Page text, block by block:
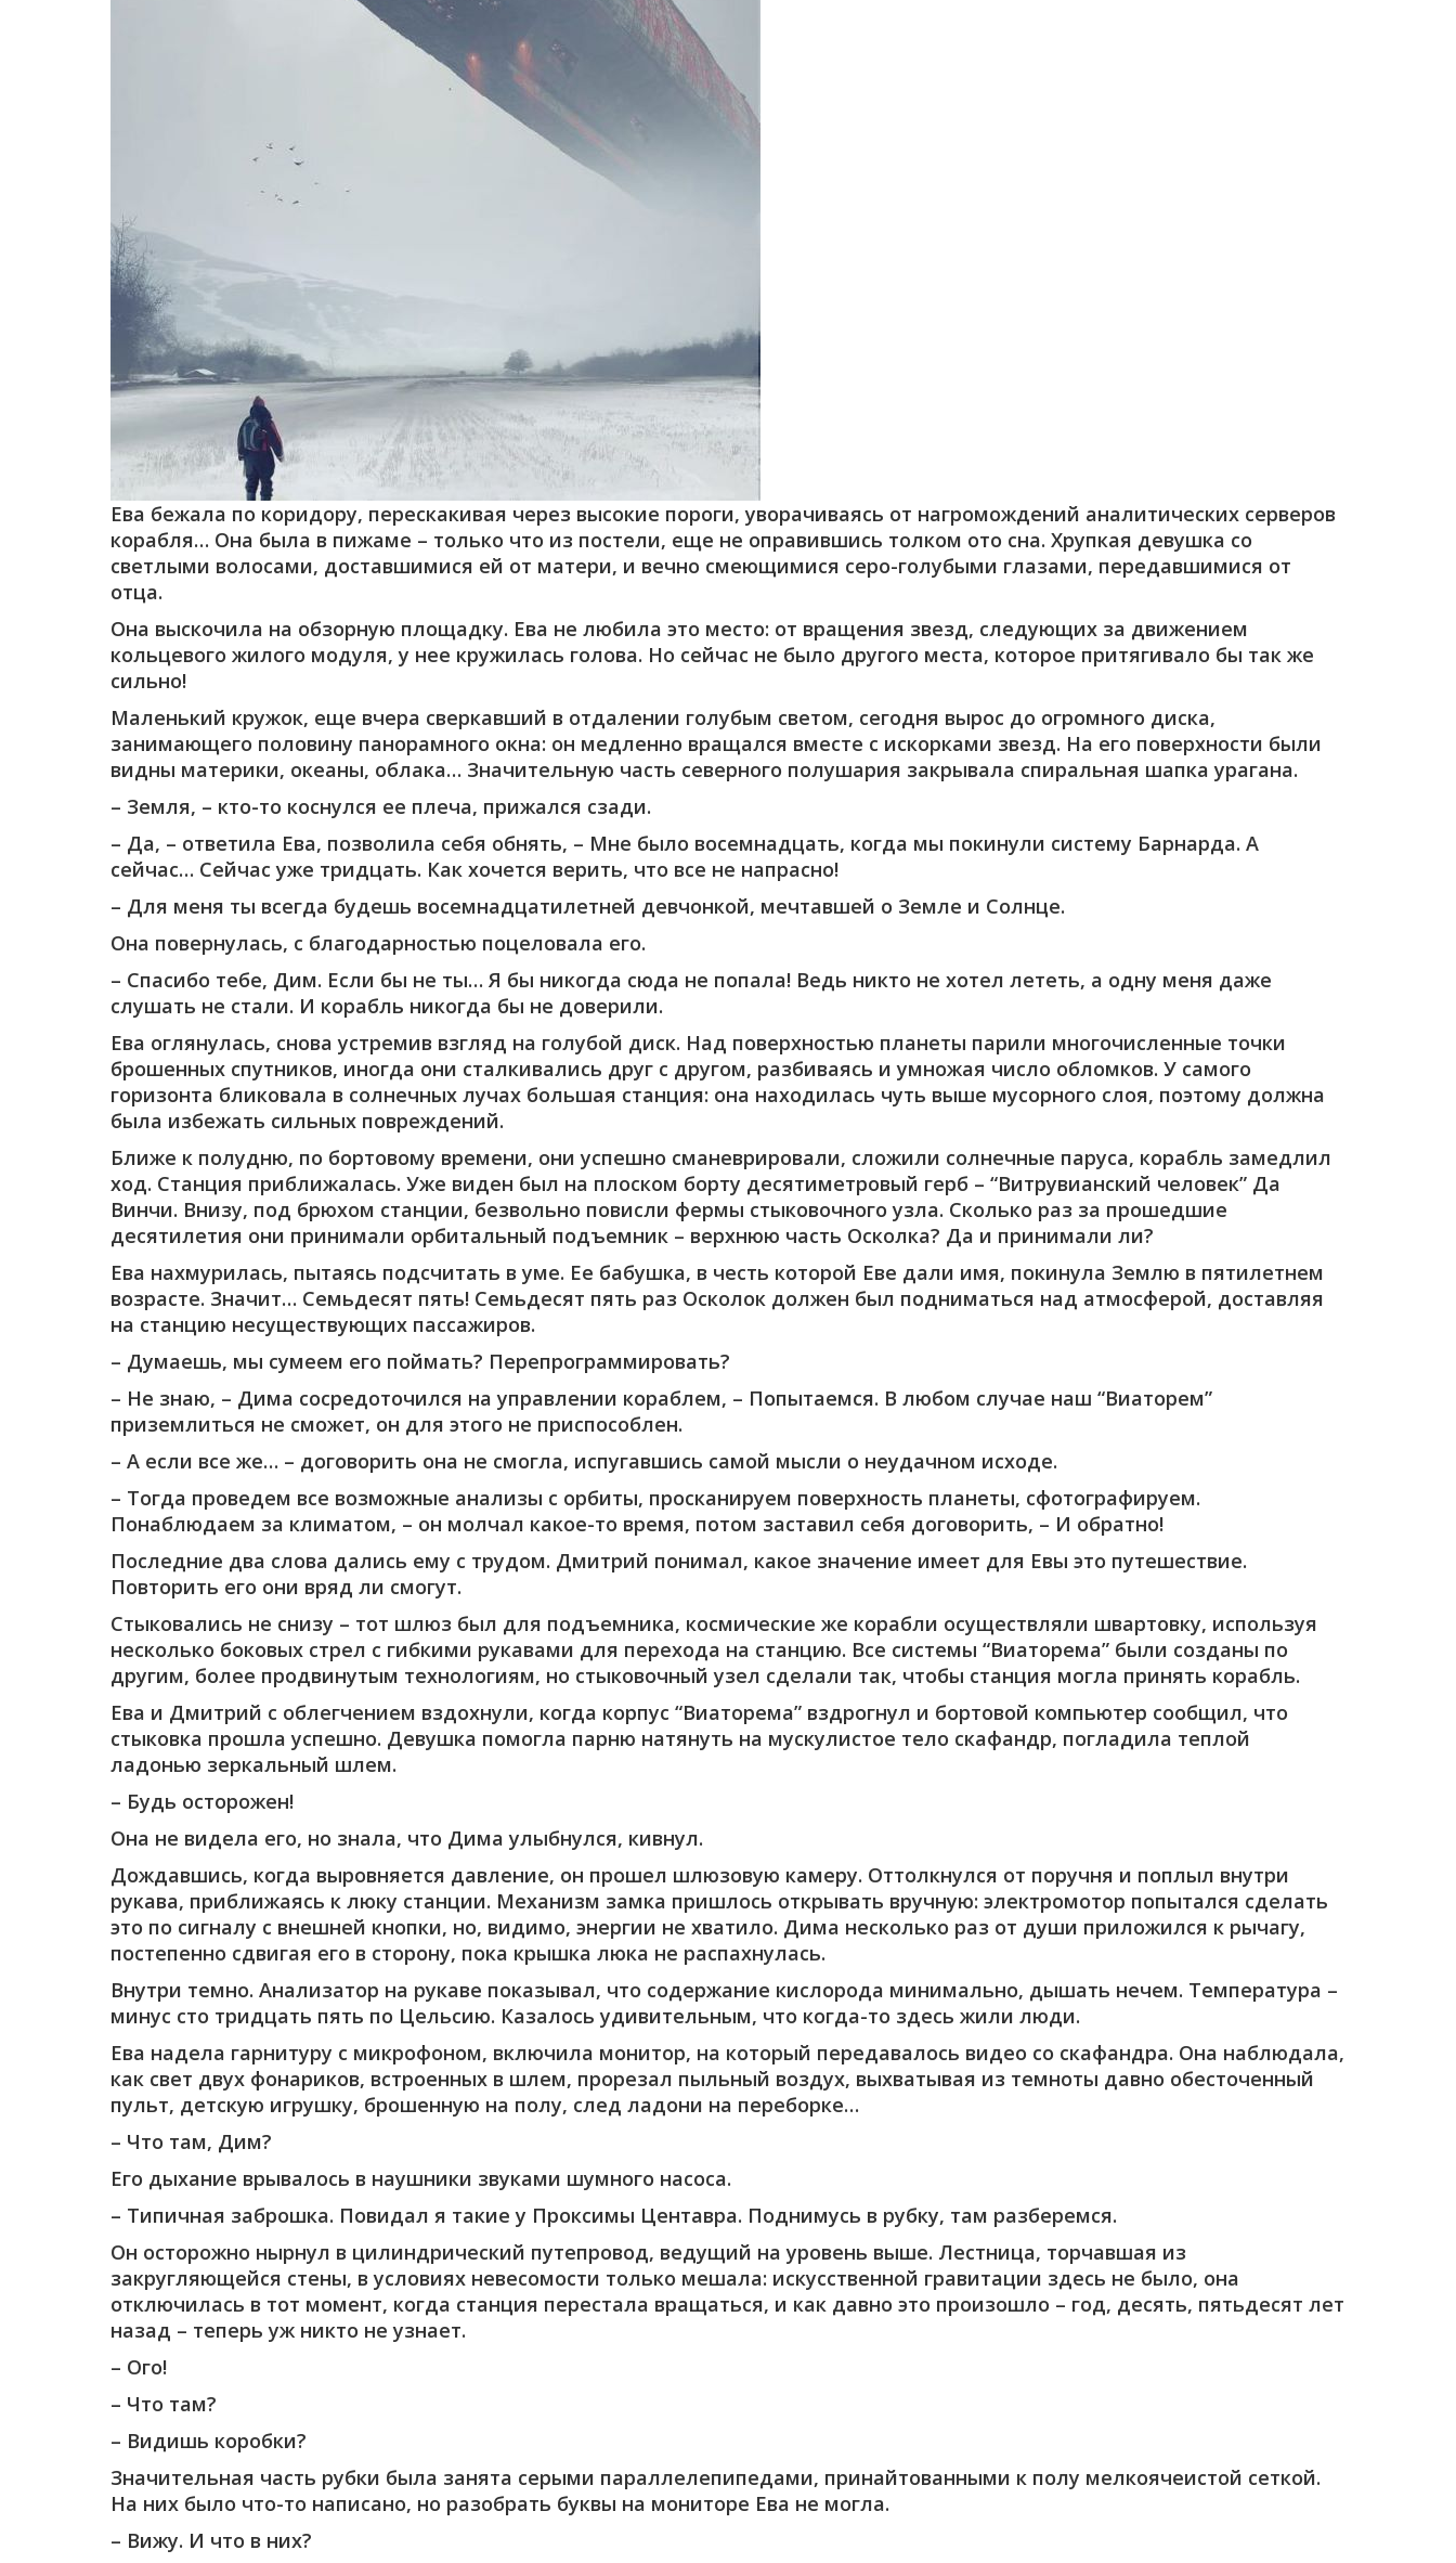
Ева бежала по коридору, перескакивая через высокие пороги, уворачиваясь от нагромождений аналитических серверов
корабля… Она была в пижаме – только что из постели, еще не оправившись толком ото сна. Хрупкая девушка со
светлыми волосами, доставшимися ей от матери, и вечно смеющимися серо-голубыми глазами, передавшимися от
отца.
Она выскочила на обзорную площадку. Ева не любила это место: от вращения звезд, следующих за движением
кольцевого жилого модуля, у нее кружилась голова. Но сейчас не было другого места, которое притягивало бы так же
сильно!
Маленький кружок, еще вчера сверкавший в отдалении голубым светом, сегодня вырос до огромного диска,
занимающего половину панорамного окна: он медленно вращался вместе с искорками звезд. На его поверхности были
видны материки, океаны, облака… Значительную часть северного полушария закрывала спиральная шапка урагана.
– Земля, – кто-то коснулся ее плеча, прижался сзади.
– Да, – ответила Ева, позволила себя обнять, – Мне было восемнадцать, когда мы покинули систему Барнарда. А
сейчас… Сейчас уже тридцать. Как хочется верить, что все не напрасно!
– Для меня ты всегда будешь восемнадцатилетней девчонкой, мечтавшей о Земле и Солнце.
Она повернулась, с благодарностью поцеловала его.
– Спасибо тебе, Дим. Если бы не ты… Я бы никогда сюда не попала! Ведь никто не хотел лететь, а одну меня даже
слушать не стали. И корабль никогда бы не доверили.
Ева оглянулась, снова устремив взгляд на голубой диск. Над поверхностью планеты парили многочисленные точки
брошенных спутников, иногда они сталкивались друг с другом, разбиваясь и умножая число обломков. У самого
горизонта бликовала в солнечных лучах большая станция: она находилась чуть выше мусорного слоя, поэтому должна
была избежать сильных повреждений.
Ближе к полудню, по бортовому времени, они успешно сманеврировали, сложили солнечные паруса, корабль замедлил
ход. Станция приближалась. Уже виден был на плоском борту десятиметровый герб – “Витрувианский человек” Да
Винчи. Внизу, под брюхом станции, безвольно повисли фермы стыковочного узла. Сколько раз за прошедшие
десятилетия они принимали орбитальный подъемник – верхнюю часть Осколка? Да и принимали ли?
Ева нахмурилась, пытаясь подсчитать в уме. Ее бабушка, в честь которой Еве дали имя, покинула Землю в пятилетнем
возрасте. Значит… Семьдесят пять! Семьдесят пять раз Осколок должен был подниматься над атмосферой, доставляя
на станцию несуществующих пассажиров.
– Думаешь, мы сумеем его поймать? Перепрограммировать?
– Не знаю, – Дима сосредоточился на управлении кораблем, – Попытаемся. В любом случае наш “Виаторем”
приземлиться не сможет, он для этого не приспособлен.
– А если все же… – договорить она не смогла, испугавшись самой мысли о неудачном исходе.
– Тогда проведем все возможные анализы с орбиты, просканируем поверхность планеты, сфотографируем.
Понаблюдаем за климатом, – он молчал какое-то время, потом заставил себя договорить, – И обратно!
Последние два слова дались ему с трудом. Дмитрий понимал, какое значение имеет для Евы это путешествие.
Повторить его они вряд ли смогут.
Стыковались не снизу – тот шлюз был для подъемника, космические же корабли осуществляли швартовку, используя
несколько боковых стрел с гибкими рукавами для перехода на станцию. Все системы “Виаторема” были созданы по
другим, более продвинутым технологиям, но стыковочный узел сделали так, чтобы станция могла принять корабль.
Ева и Дмитрий с облегчением вздохнули, когда корпус “Виаторема” вздрогнул и бортовой компьютер сообщил, что
стыковка прошла успешно. Девушка помогла парню натянуть на мускулистое тело скафандр, погладила теплой
ладонью зеркальный шлем.
– Будь осторожен!
Она не видела его, но знала, что Дима улыбнулся, кивнул.
Дождавшись, когда выровняется давление, он прошел шлюзовую камеру. Оттолкнулся от поручня и поплыл внутри
рукава, приближаясь к люку станции. Механизм замка пришлось открывать вручную: электромотор попытался сделать
это по сигналу с внешней кнопки, но, видимо, энергии не хватило. Дима несколько раз от души приложился к рычагу,
постепенно сдвигая его в сторону, пока крышка люка не распахнулась.
Внутри темно. Анализатор на рукаве показывал, что содержание кислорода минимально, дышать нечем. Температура –
минус сто тридцать пять по Цельсию. Казалось удивительным, что когда-то здесь жили люди.
Ева надела гарнитуру с микрофоном, включила монитор, на который передавалось видео со скафандра. Она наблюдала,
как свет двух фонариков, встроенных в шлем, прорезал пыльный воздух, выхватывая из темноты давно обесточенный
пульт, детскую игрушку, брошенную на полу, след ладони на переборке…
– Что там, Дим?
Его дыхание врывалось в наушники звуками шумного насоса.
– Типичная заброшка. Повидал я такие у Проксимы Центавра. Поднимусь в рубку, там разберемся.
Он осторожно нырнул в цилиндрический путепровод, ведущий на уровень выше. Лестница, торчавшая из
закругляющейся стены, в условиях невесомости только мешала: искусственной гравитации здесь не было, она
отключилась в тот момент, когда станция перестала вращаться, и как давно это произошло – год, десять, пятьдесят лет
назад – теперь уж никто не узнает.
– Ого!
– Что там?
– Видишь коробки?
Значительная часть рубки была занята серыми параллелепипедами, принайтованными к полу мелкоячеистой сеткой.
На них было что-то написано, но разобрать буквы на мониторе Ева не могла.
– Вижу. И что в них?